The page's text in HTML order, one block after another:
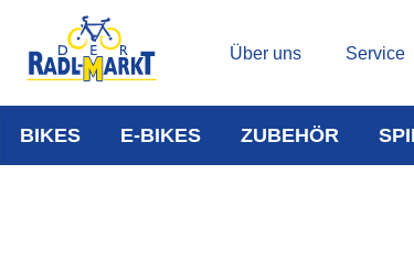
Über uns Service
BIKES E-BIKES ZUBEHÖR